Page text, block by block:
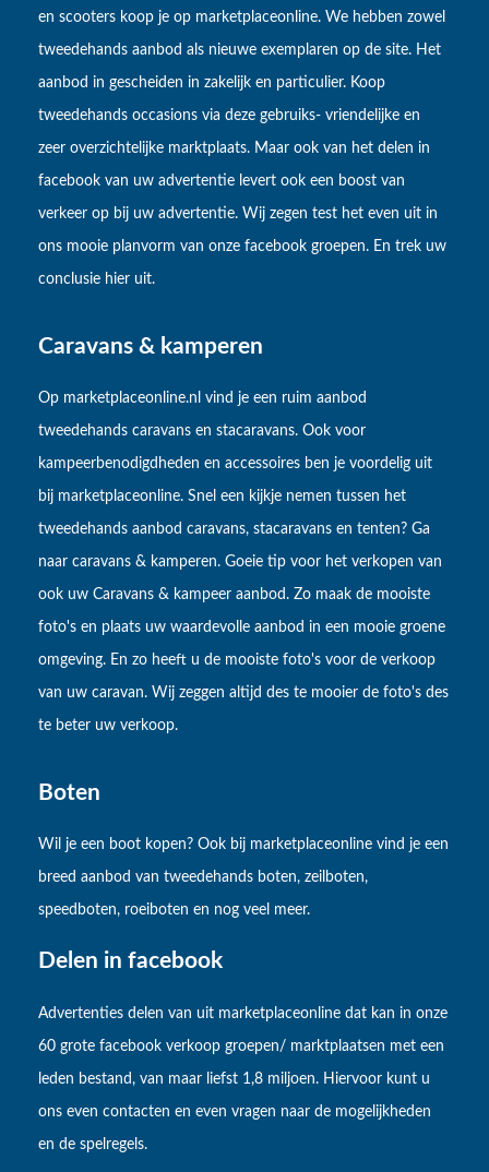
en scooters koop je op marketplaceonline. We hebben zowel
tweedehands aanbod als nieuwe exemplaren op de site. Het
aanbod in gescheiden in zakelijk en particulier. Koop
tweedehands occasions via deze gebruiks- vriendelijke en
zeer overzichtelijke marktplaats. Maar ook van het delen in
facebook van uw advertentie levert ook een boost van
verkeer op bij uw advertentie. Wij zegen test het even uit in
ons mooie planvorm van onze facebook groepen. En trek uw
conclusie hier uit.
Caravans & kamperen
Op marketplaceonline.nl vind je een ruim aanbod
tweedehands caravans en stacaravans. Ook voor
kampeerbenodigdheden en accessoires ben je voordelig uit
bij marketplaceonline. Snel een kijkje nemen tussen het
tweedehands aanbod caravans, stacaravans en tenten? Ga
naar caravans & kamperen. Goeie tip voor het verkopen van
ook uw Caravans & kampeer aanbod. Zo maak de mooiste
foto's en plaats uw waardevolle aanbod in een mooie groene
omgeving. En zo heeft u de mooiste foto's voor de verkoop
van uw caravan. Wij zeggen altijd des te mooier de foto's des
te beter uw verkoop.
Boten
Wil je een boot kopen? Ook bij marketplaceonline vind je een
breed aanbod van tweedehands boten, zeilboten,
speedboten, roeiboten en nog veel meer.
Delen in facebook
Advertenties delen van uit marketplaceonline dat kan in onze
60 grote facebook verkoop groepen/ marktplaatsen met een
leden bestand, van maar liefst 1,8 miljoen. Hiervoor kunt u
ons even contacten en even vragen naar de mogelijkheden
en de spelregels.